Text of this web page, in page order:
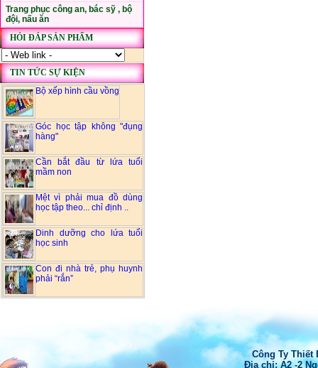
Trang phục công an, bác sỹ , bộ
đội, nấu ăn
HỎI ĐÁP SẢN PHẨM
TIN TỨC SỰ KIỆN
Bộ xếp hình cầu vồng
Góc học tập không "đụng
hàng"
Cần bắt đầu từ lứa tuổi
mầm non
Mệt vì phải mua đồ dùng
học tập theo... chỉ định ..
Dinh dưỡng cho lứa tuổi
học sinh
Con đi nhà trẻ, phụ huynh
phải “rắn”
Công Ty Thiết
Địa chỉ: A2 -2